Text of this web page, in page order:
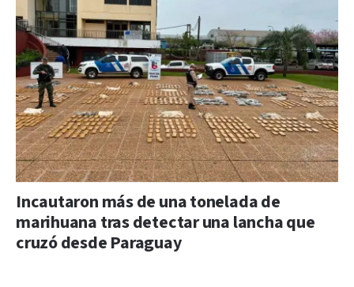
Incautaron más de una tonelada de
marihuana tras detectar una lancha que
cruzó desde Paraguay